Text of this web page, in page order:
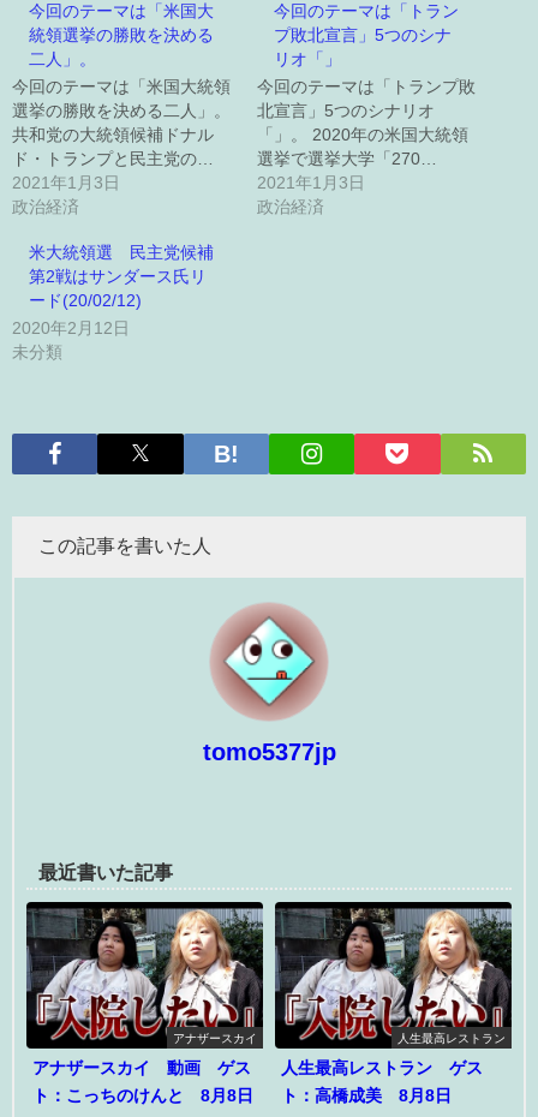
今回のテーマは「米国大
統領選挙の勝敗を決める
二人」。
今回のテーマは「米国大統領
選挙の勝敗を決める二人」。
共和党の大統領候補ドナル
ド・トランプと民主党の…
2021年1月3日
政治経済
今回のテーマは「トラン
プ敗北宣言」5つのシナ
リオ「」
今回のテーマは「トランプ敗
北宣言」5つのシナリオ
「」。 2020年の米国大統領
選挙で選挙大学「270…
2021年1月3日
政治経済
米大統領選 民主党候補
第2戦はサンダース氏リ
ード(20/02/12)
2020年2月12日
未分類
この記事を書いた人
tomo5377jp
最近書いた記事
アナザースカイ
アナザースカイ 動画 ゲス
ト：こっちのけんと 8月8日
人生最高レストラン
人生最高レストラン ゲス
ト：高橋成美 8月8日